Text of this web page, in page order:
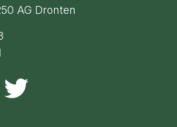
AG Dronten